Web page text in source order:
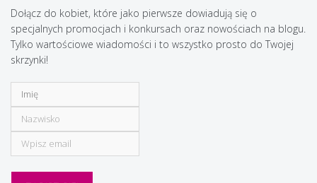
Dołącz do kobiet, które jako pierwsze dowiadują się o
specjalnych promocjach i konkursach oraz nowościach na blogu.
Tylko wartościowe wiadomości i to wszystko prosto do Twojej
skrzynki!